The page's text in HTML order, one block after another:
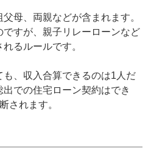
母、両親などが含まれます。
すが、親子リレーローンなど
るルールです。
、収入合算できるのは1人だ
での住宅ローン契約はでき
されます。